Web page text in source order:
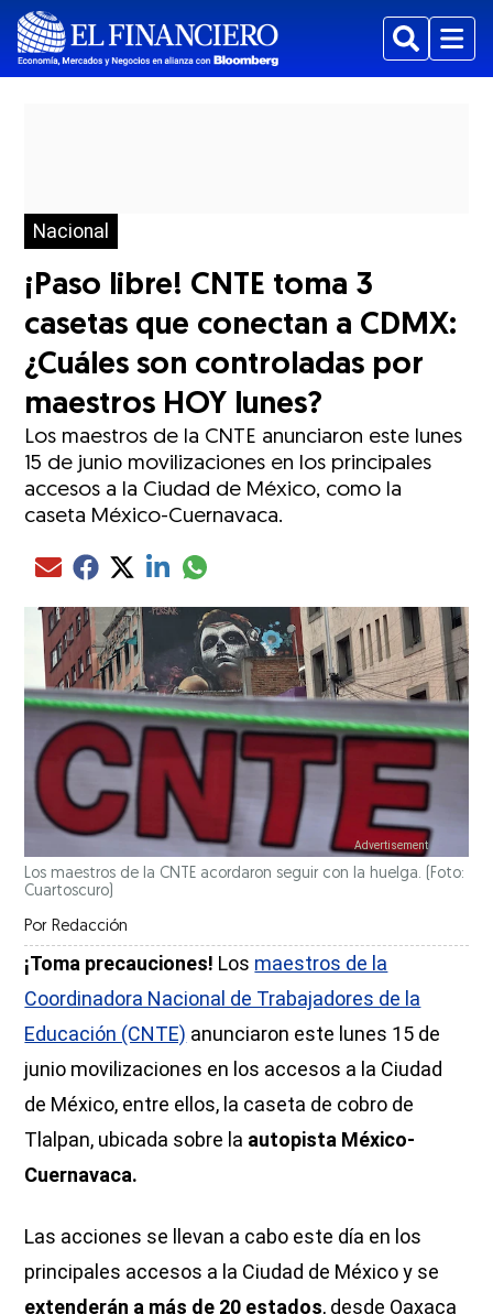
BuscarMenu
Nacional
¡Paso libre! CNTE toma 3
casetas que conectan a CDMX:
¿Cuáles son controladas por
maestros HOY lunes?
Los maestros de la CNTE anunciaron este lunes
15 de junio movilizaciones en los principales
accesos a la Ciudad de México, como la
caseta México-Cuernavaca.
Compartir el artículo actual mediante Email
Compartir el artículo actual mediante Facebook
Compartir el artículo actual mediante Twitter
Compartir el artículo actual mediante LinkedIn
Compartir el artículo actual mediante
Los maestros de la CNTE acordaron seguir con la huelga. (Foto:
Cuartoscuro)
Por Redacción
¡Toma precauciones! Los maestros de la
Coordinadora Nacional de Trabajadores de la
Educación (CNTE) anunciaron este lunes 15 de
junio movilizaciones en los accesos a la Ciudad
de México, entre ellos, la caseta de cobro de
Tlalpan, ubicada sobre la autopista México-
Cuernavaca.
Las acciones se llevan a cabo este día en los
principales accesos a la Ciudad de México y se
extenderán a más de 20 estados, desde Oaxaca